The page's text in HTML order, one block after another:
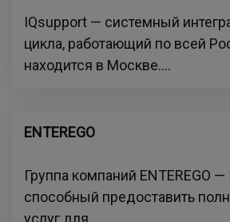
IQsupport — системный
цикла, работающий по всей
находится в Москве....
ENTEREGO
Группа компаний ENTEREGO —
способный предоставить
услуг для...